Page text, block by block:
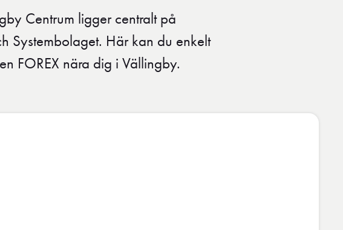
Centrum ligger centralt på
Systembolaget. Här kan du enkelt
FOREX nära dig i Vällingby.